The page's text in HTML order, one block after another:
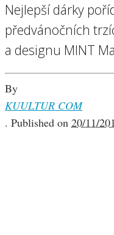
Nejlepší dárky
předvánočních
a designu MINT
By
KUULTUR COM
. Published on 20/11/